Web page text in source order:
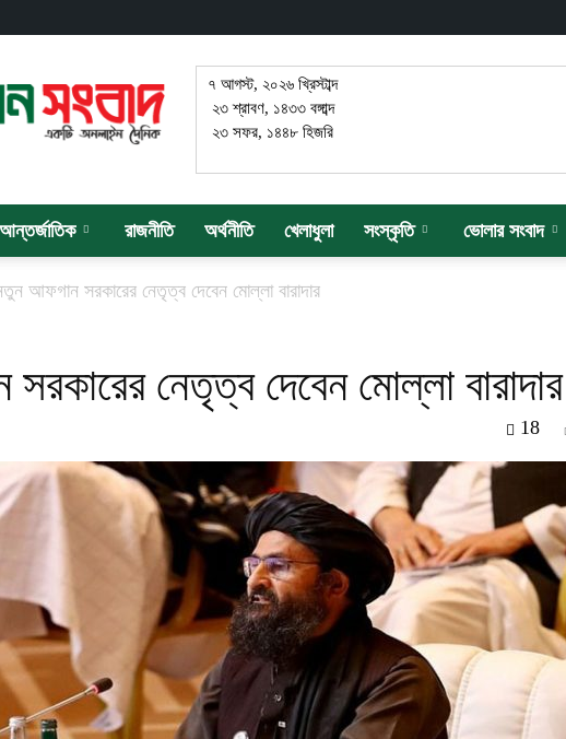
সংবাদ
৭ আগস্ট, ২০২৬ খ্রিস্টাব্দ
২৩ শ্রাবণ, ১৪৩৩ বঙ্গাব্দ
২৩ সফর, ১৪৪৮ হিজরি
আন্তর্জাতিক রাজনীতি অর্থনীতি খেলাধুলা সংস্কৃতি ভোলার সংবাদ
আফগান সরকারের নেতৃত্ব দেবেন মোল্লা বারাদার
নেতৃত্ব দেবেন মোল্লা বারাদার
18